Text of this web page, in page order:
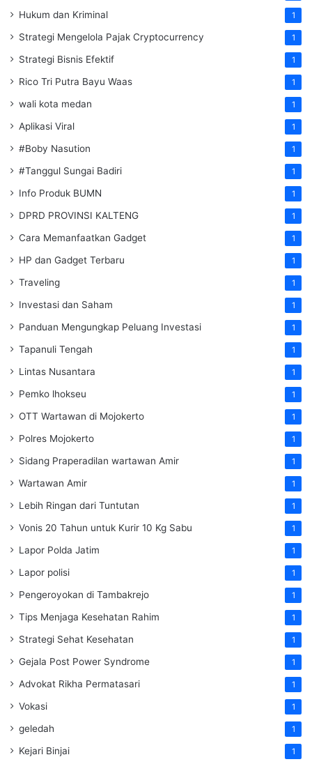
Hukum dan Kriminal 1
Strategi Mengelola Pajak Cryptocurrency 1
Strategi Bisnis Efektif 1
Rico Tri Putra Bayu Waas 1
wali kota medan 1
Aplikasi Viral 1
#Boby Nasution 1
#Tanggul Sungai Badiri 1
Info Produk BUMN 1
DPRD PROVINSI KALTENG 1
Cara Memanfaatkan Gadget 1
HP dan Gadget Terbaru 1
Traveling 1
Investasi dan Saham 1
Panduan Mengungkap Peluang Investasi 1
Tapanuli Tengah 1
Lintas Nusantara 1
Pemko lhokseu 1
OTT Wartawan di Mojokerto 1
Polres Mojokerto 1
Sidang Praperadilan wartawan Amir 1
Wartawan Amir 1
Lebih Ringan dari Tuntutan 1
Vonis 20 Tahun untuk Kurir 10 Kg Sabu 1
Lapor Polda Jatim 1
Lapor polisi 1
Pengeroyokan di Tambakrejo 1
Tips Menjaga Kesehatan Rahim 1
Strategi Sehat Kesehatan 1
Gejala Post Power Syndrome 1
Advokat Rikha Permatasari 1
Vokasi 1
geledah 1
Kejari Binjai 1